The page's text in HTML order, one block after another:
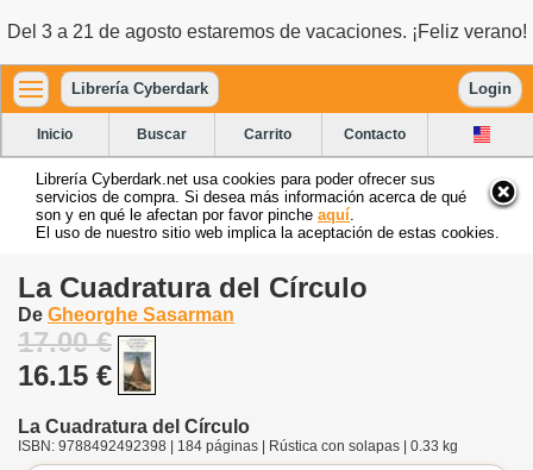
Del 3 a 21 de agosto estaremos de vacaciones. ¡Feliz verano!
Librería Cyberdark Login
Inicio Buscar Carrito Contacto
Librería Cyberdark.net usa cookies para poder ofrecer sus
servicios de compra. Si desea más información acerca de qué
son y en qué le afectan por favor pinche aquí
El uso de nuestro sitio web implica la aceptación de estas cookies.
La Cuadratura del Círculo
De Gheorghe Sasarman
17.00 €
16.15 €
La Cuadratura del Círculo
ISBN: 9788492492398 | 184 páginas | Rústica con solapas | 0.33 kg